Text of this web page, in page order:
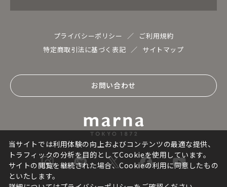
プライバシーポリシー
ご利用規約
特定商取引法に基づく表記
サイトマップ
お問い合わせ
当サイトでは利用体験の向上およびコンテンツの最適な提供、
トラフィックの分析を目的としてCookieを使用しています。
サイトの閲覧を継続された場合、Cookieの利用に同意したもの
といたします。